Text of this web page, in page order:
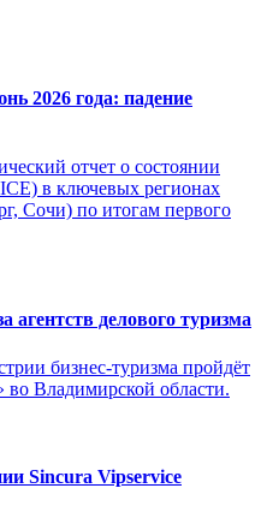
2026 года: падение
отчет о состоянии
в ключевых регионах
Сочи) по итогам первого
делового туризма
бизнес-туризма пройдёт
во Владимирской области.
Sincura Vipservice